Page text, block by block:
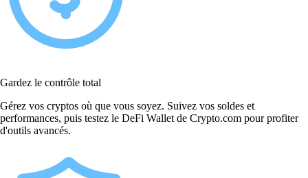
Gardez le contrôle total
Gérez vos cryptos où que vous soyez. Suivez vos soldes et
performances, puis testez le DeFi Wallet de Crypto.com pour profiter
d'outils avancés.